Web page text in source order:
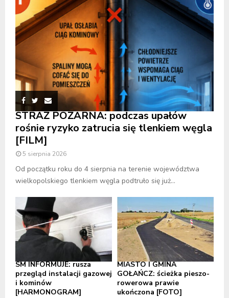
STRAŻ POŻARNA: podczas upałów
rośnie ryzyko zatrucia się tlenkiem węgla
[FILM]
5 sierpnia 2026
Od początku roku do 4 sierpnia na terenie województwa
wielkopolskiego tlenkiem węgla podtruło się już...
SM INFORMUJE: rusza
przegląd instalacji gazowej
i kominów
[HARMONOGRAM]
MIASTO I GMINA
GOŁAŃCZ: ścieżka pieszo-
rowerowa prawie
ukończona [FOTO]